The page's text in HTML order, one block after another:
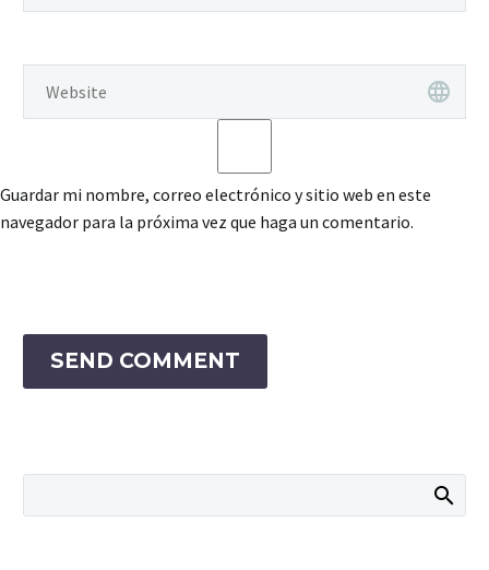
Guardar mi nombre, correo electrónico y sitio web en este
navegador para la próxima vez que haga un comentario.
SEND COMMENT